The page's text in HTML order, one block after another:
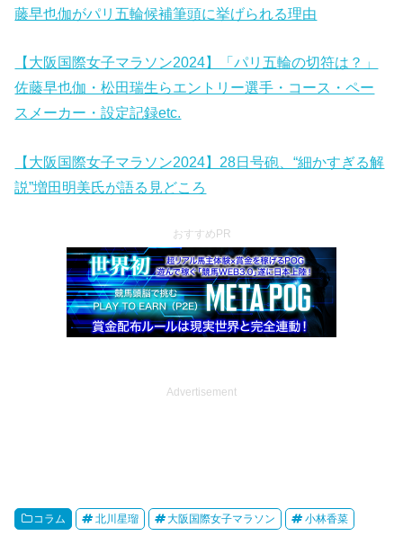
藤早也伽がパリ五輪候補筆頭に挙げられる理由
【大阪国際女子マラソン2024】「パリ五輪の切符は？」
佐藤早也伽・松田瑞生らエントリー選手・コース・ペー
スメーカー・設定記録etc.
【大阪国際女子マラソン2024】28日号砲、“細かすぎる解
説”増田明美氏が語る見どころ
おすすめPR
Advertisement
コラム 北川星瑠 大阪国際女子マラソン 小林香菜